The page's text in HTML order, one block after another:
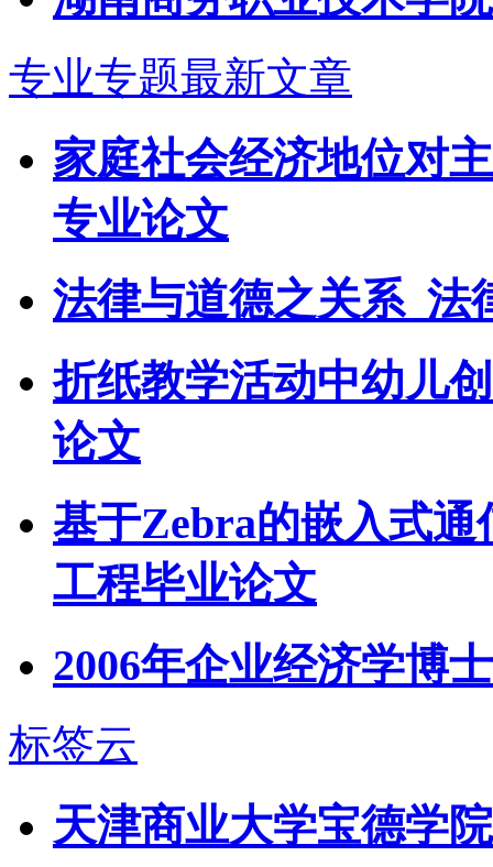
专业专题最新文章
家庭社会经济地位对
专业论文
法律与道德之关系_法
折纸教学活动中幼儿
论文
基于Zebra的嵌入式
工程毕业论文
2006年企业经济学博
标签云
天津商业大学宝德学院